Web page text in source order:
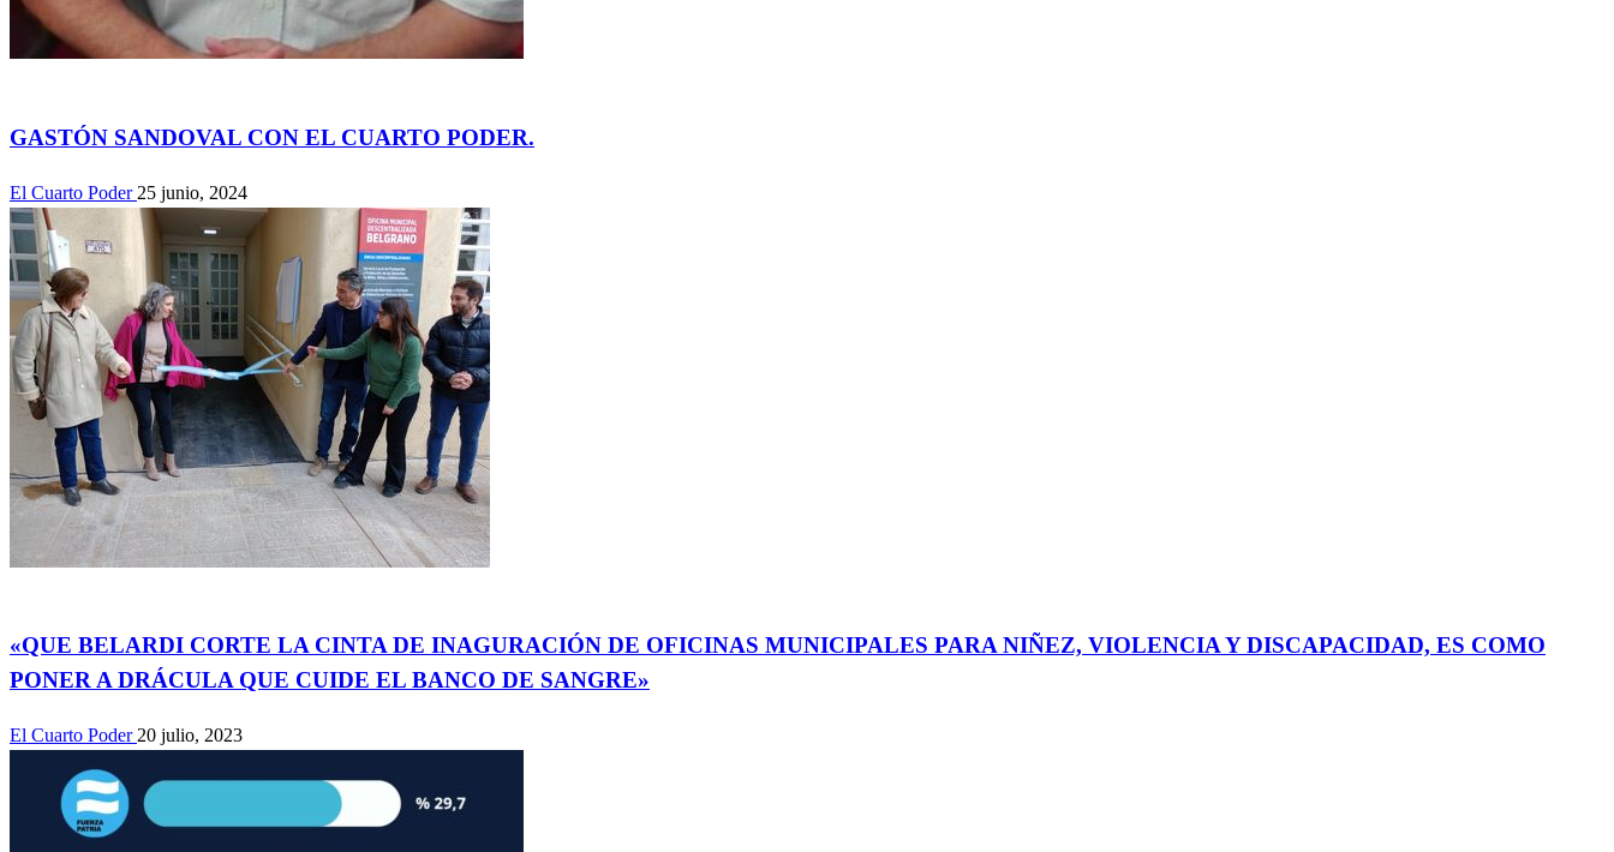
GASTÓN SANDOVAL CON EL CUARTO PODER.
El Cuarto Poder 25 junio, 2024
«QUE BELARDI CORTE LA CINTA DE INAGURACIÓN DE OFICINAS MUNICIPALES PARA NIÑEZ, VIOLENCIA Y DISCAPACIDAD, ES COMO
PONER A DRÁCULA QUE CUIDE EL BANCO DE SANGRE»
El Cuarto Poder 20 julio, 2023